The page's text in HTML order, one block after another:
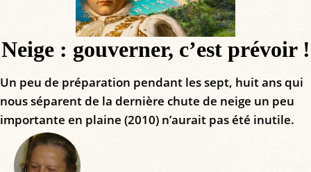
Neige : gouverner, c’est prévoir !
Un peu de préparation pendant les sept, huit ans qui
nous séparent de la dernière chute de neige un peu
importante en plaine (2010) n’aurait pas été inutile.